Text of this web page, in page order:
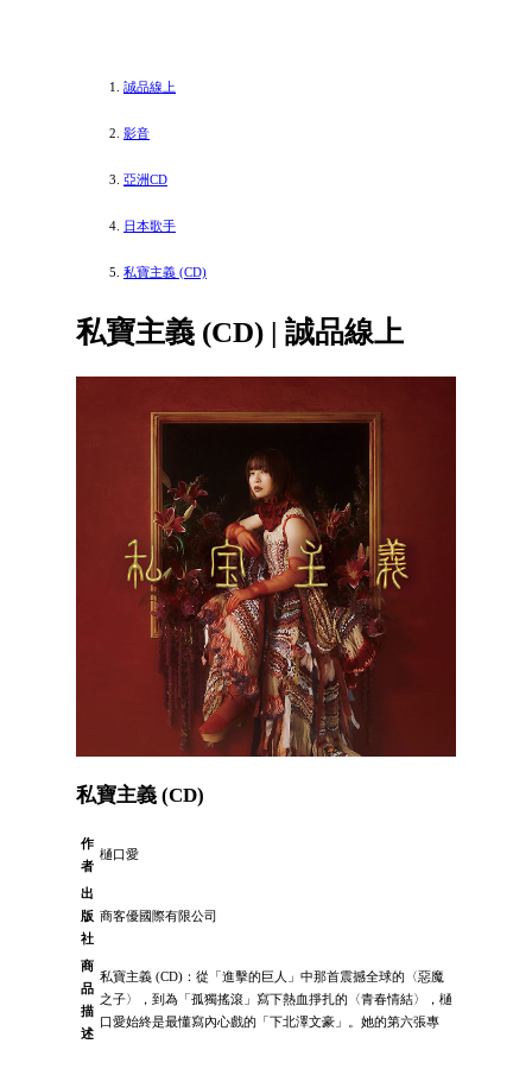
誠品線上
影音
亞洲CD
日本歌手
私寶主義 (CD)
私寶主義 (CD) | 誠品線上
私寶主義 (CD)
作
者
樋口愛
出
版
社
商客優國際有限公司
商
品
描
述
私寶主義 (CD)：從「進擊的巨人」中那首震撼全球的〈惡魔
之子〉，到為「孤獨搖滾」寫下熱血掙扎的〈青春情結〉，樋
口愛始終是最懂寫內心戲的「下北澤文豪」。她的第六張專